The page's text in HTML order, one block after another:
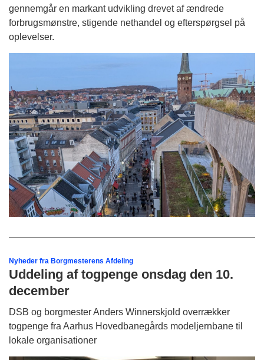
gennemgår en markant udvikling drevet af ændrede
forbrugsmønstre, stigende nethandel og efterspørgsel på
oplevelser.
Nyheder fra Borgmesterens Afdeling
Uddeling af togpenge onsdag den 10.
december
DSB og borgmester Anders Winnerskjold overrækker
togpenge fra Aarhus Hovedbanegårds modeljernbane til
lokale organisationer